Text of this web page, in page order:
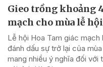
Gieo trồng khoảng
mạch cho mùa lễ
Lễ hội Hoa Tam giác mạch
đánh dấu sự trở lại của
mang nhiều ý nghĩa đối với